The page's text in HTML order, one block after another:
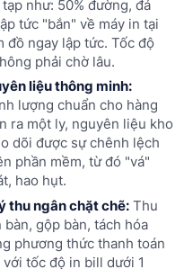
như: 50% đường, đá
tức "bắn" về máy in tại
đồ ngay lập tức. Tốc độ
phải chờ lâu.
liệu thông minh:
lượng chuẩn cho hàng
ra một ly, nguyên liệu kho
dõi được sự chênh lệch
phần mềm, từ đó "vá"
hao hụt.
thu ngân chặt chẽ:Thu
gộp bàn, tách hóa
phương thức thanh toán
tốc độ in bill dưới 1